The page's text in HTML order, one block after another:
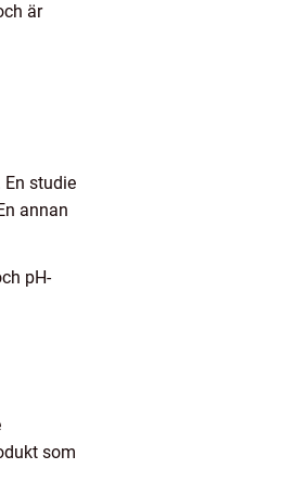
är
studie
annan
pH-
som